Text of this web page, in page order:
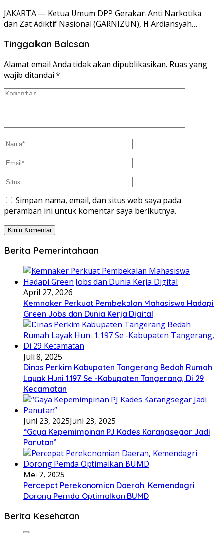
JAKARTA — Ketua Umum DPP Gerakan Anti Narkotika
dan Zat Adiktif Nasional (GARNIZUN), H Ardiansyah…
Tinggalkan Balasan
Alamat email Anda tidak akan dipublikasikan. Ruas yang
wajib ditandai *
Simpan nama, email, dan situs web saya pada
peramban ini untuk komentar saya berikutnya.
Berita Pemerintahaan
April 27, 2026
Kemnaker Perkuat Pembekalan Mahasiswa Hadapi
Green Jobs dan Dunia Kerja Digital
Juli 8, 2025
Dinas Perkim Kabupaten Tangerang Bedah Rumah
Layak Huni 1.197 Se -Kabupaten Tangerang, Di 29
Kecamatan
Juni 23, 2025Juni 23, 2025
“Gaya Kepemimpinan PJ Kades Karangsegar Jadi
Panutan”
Mei 7, 2025
Percepat Perekonomian Daerah, Kemendagri
Dorong Pemda Optimalkan BUMD
Berita Kesehatan